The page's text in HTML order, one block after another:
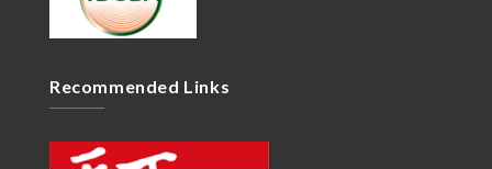
Recommended Links